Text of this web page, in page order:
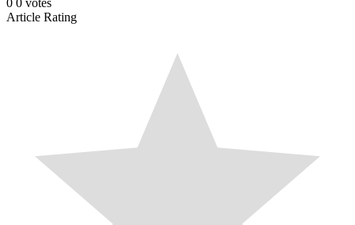
0 0 votes
Article Rating